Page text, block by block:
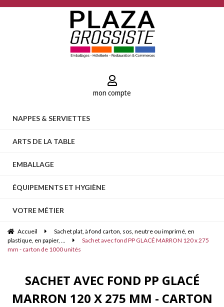
mon compte
NAPPES & SERVIETTES
ARTS DE LA TABLE
EMBALLAGE
ÉQUIPEMENTS ET HYGIÈNE
VOTRE MÉTIER
Accueil
Sachet plat, à fond carton, sos, neutre ou imprimé, en
plastique, en papier, ...
Sachet avec fond PP GLACÉ MARRON 120 x 275
mm - carton de 1000 unités
SACHET AVEC FOND PP GLACÉ
MARRON 120 X 275 MM - CARTON